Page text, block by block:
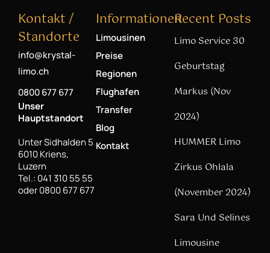
Kontakt /
Standorte
info@krystal-
limo.ch
0800 677 677
Unser
Hauptstandort
Unter Sidhalden 5
6010 Kriens,
Luzern
Tel.: 041 310 55 55
oder 0800 677 677
Informationen
Limousinen
Preise
Regionen
Flughafen
Transfer
Blog
Kontakt
Recent Posts
Limo Service 30
Geburtstag
Markus (Nov
2024)
HUMMER Limo
Zirkus Ohlala
(November 2024)
Sara Und Selines
Limousine